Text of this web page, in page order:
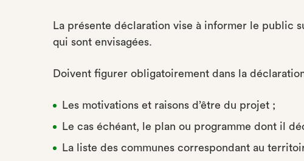
La présente déclaration vise à informer le public
qui sont envisagées.
Doivent figurer obligatoirement dans la
Les motivations et raisons d’être du projet ;
Le cas échéant, le plan ou programme dont il
La liste des communes correspondant au